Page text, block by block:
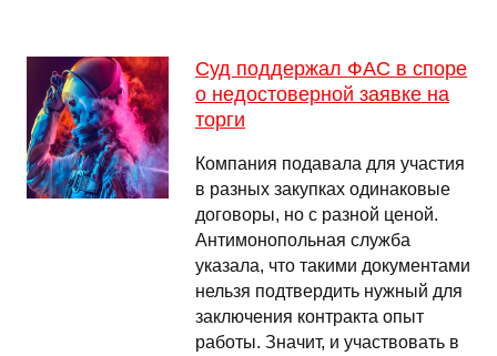
Суд поддержал ФАС в споре
о недостоверной заявке на
торги
Компания подавала для участия
в разных закупках одинаковые
договоры, но с разной ценой.
Антимонопольная служба
указала, что такими документами
нельзя подтвердить нужный для
заключения контракта опыт
работы. Значит, и участвовать в